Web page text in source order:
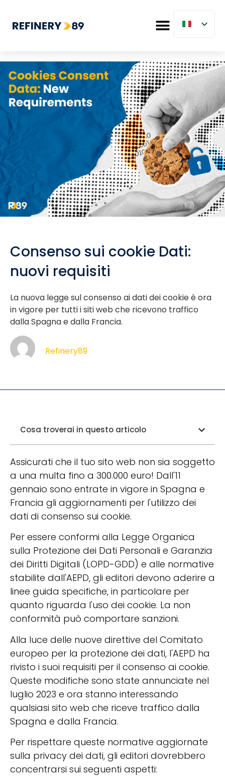
Consenso sui cookie Dati:
nuovi requisiti
La nuova legge sul consenso ai dati dei cookie è ora
in vigore per tutti i siti web che ricevono traffico
dalla Spagna e dalla Francia.
Refinery89
Cosa troverai in questo articolo
Assicurati che il tuo sito web non sia soggetto
a una multa fino a 300.000 euro! Dall'11
gennaio sono entrate in vigore in Spagna e
Francia gli aggiornamenti per l'utilizzo dei
dati di consenso sui cookie.
Per essere conformi alla Legge Organica
sulla Protezione dei Dati Personali e Garanzia
dei Diritti Digitali (LOPD-GDD) e alle normative
stabilite dall'AEPD, gli editori devono aderire a
linee guida specifiche, in particolare per
quanto riguarda l'uso dei cookie. La non
conformità può comportare sanzioni.
Alla luce delle nuove direttive del Comitato
europeo per la protezione dei dati, l'AEPD ha
rivisto i suoi requisiti per il consenso ai cookie.
Queste modifiche sono state annunciate nel
luglio 2023 e ora stanno interessando
qualsiasi sito web che riceve traffico dalla
Spagna e dalla Francia.
Per rispettare queste normative aggiornate
sulla privacy dei dati, gli editori dovrebbero
concentrarsi sui seguenti aspetti: